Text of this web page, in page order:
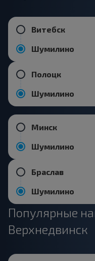
Витебск
Шумилино
Полоцк
Шумилино
Минск
Шумилино
Браслав
Шумилино
Популярные
Верхнедвинск